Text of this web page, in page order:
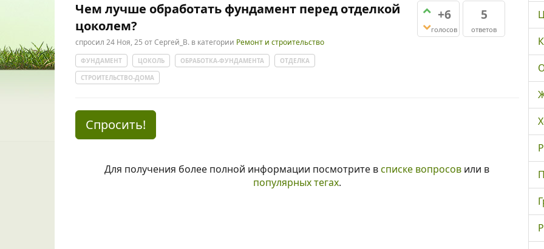
+6
голосов
5
ответов
Чем лучше обработать фундамент перед отделкой
цоколем?
спросил 24 Ноя, 25 отСергей_В. в категории Ремонт и строительство
ФУНДАМЕНТ ЦОКОЛЬ ОБРАБОТКА-ФУНДАМЕНТА
ОТДЕЛКА
СТРОИТЕЛЬСТВО-ДОМА
Спросить!
Для получения более полной информации посмотрите всписке вопросов или в
популярных тегах.